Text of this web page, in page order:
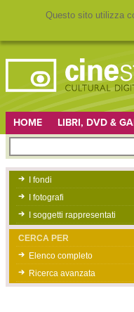
Questo sito utilizza
HOME LIBRI, DVD &
I fondi
I fotografi
I soggetti rappresentati
CERCA PER
Elenco completo
Ricerca avanzata